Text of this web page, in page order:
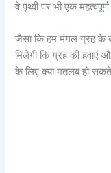
वे पृथ्वी पर भी एक
जैसा कि हम मंगल ग्रह के
मिलेगी कि ग्रह की
के लिए क्या मतलब हो